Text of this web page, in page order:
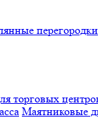
перегородки
торговых
Маятниковые